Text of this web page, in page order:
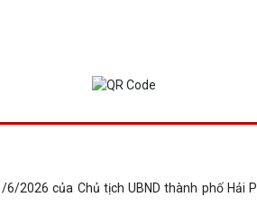
6/2026 của Chủ tịch UBND thành phố